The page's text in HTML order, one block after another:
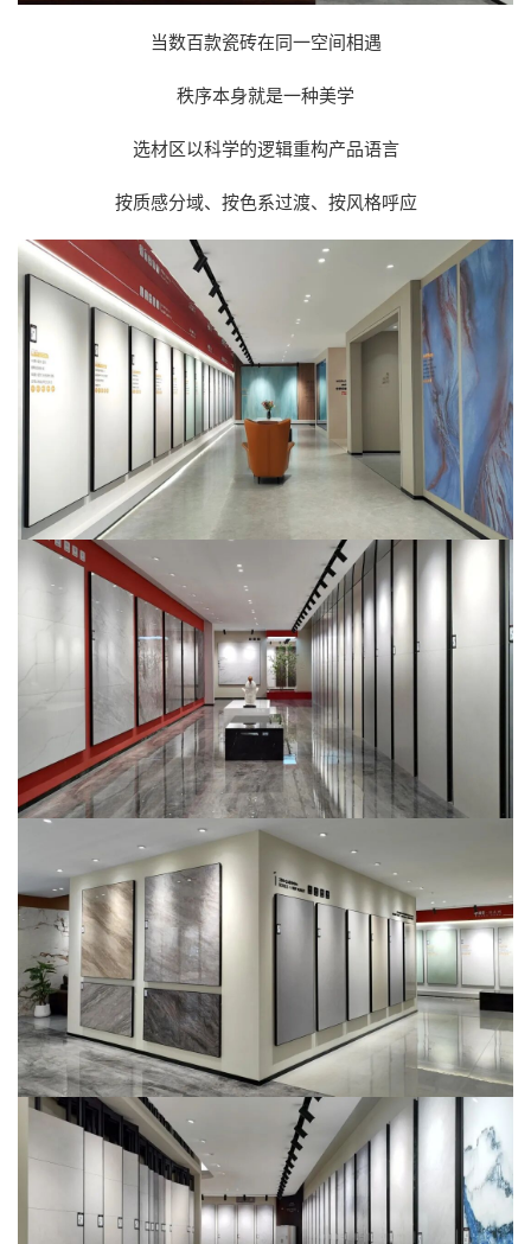
当数百款瓷砖在同一空间相遇
秩序本身就是一种美学
选材区以科学的逻辑重构产品语言
按质感分域、按色系过渡、按风格呼应